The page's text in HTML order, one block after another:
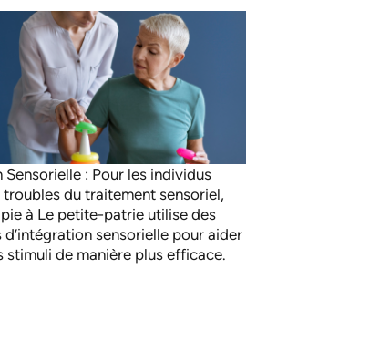
: Pour les individus
du traitement sensoriel,
à Le petite-patrie utilise des
d’intégration sensorielle pour aider
stimuli de manière plus efficace.